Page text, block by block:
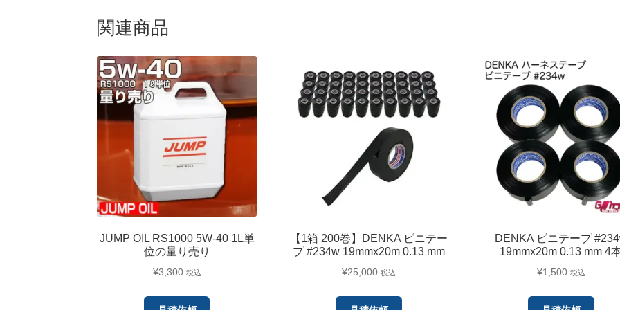
関連商品
JUMP OIL RS1000 5W-40 1L単
位の量り売り
¥3,300 税込
【1箱 200巻】DENKA ビニテー
プ #234w 19mmx20m 0.13 mm
¥25,000 税込
DENKA ビニテープ
19mmx20m 0.13 mm 4
¥1,500 税込